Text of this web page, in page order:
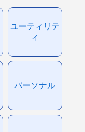
ユーティリテ
ィ
パーソナル